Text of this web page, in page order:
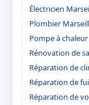
Électricien
Plombier
Pompe à
Rénovation de
Réparation de
Réparation de
Réparation de